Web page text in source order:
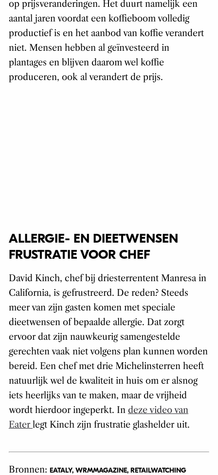
op prijsveranderingen. Het duurt namelijk een
aantal jaren voordat een koffieboom volledig
productief is en het aanbod van koffie verandert
niet. Mensen hebben al geïnvesteerd in
plantages en blijven daarom wel koffie
produceren, ook al verandert de prijs.
ALLERGIE- EN DIEETWENSEN
FRUSTRATIE VOOR CHEF
David Kinch, chef bij driesterrentent Manresa in
California, is gefrustreerd. De reden? Steeds
meer van zijn gasten komen met speciale
dieetwensen of bepaalde allergie. Dat zorgt
ervoor dat zijn nauwkeurig samengestelde
gerechten vaak niet volgens plan kunnen worden
bereid. Een chef met drie Michelinsterren heeft
natuurlijk wel de kwaliteit in huis om er alsnog
iets heerlijks van te maken, maar de vrijheid
wordt hierdoor ingeperkt. In deze video van
Eaterlegt Kinch zijn frustratie glashelder uit.
Bronnen: EATALY, WRMMAGAZINE, RETAILWATCHING